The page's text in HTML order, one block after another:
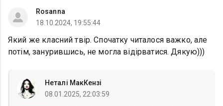
Rosanna
18.10.2024, 19:55:44
Який же класний твір. Спочатку читалося важко, але
потім, занурившись, не могла відірватися. Дякую)))
Неталі МакКензі
08.01.2025, 22:03:59